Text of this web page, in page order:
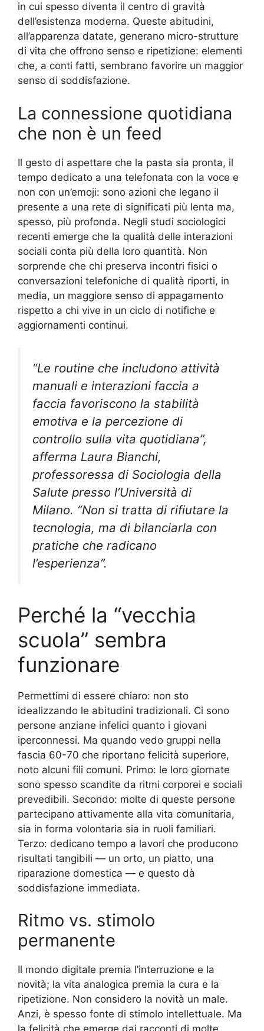
in cui spesso diventa il centro di gravità
dell’esistenza moderna. Queste abitudini,
all’apparenza datate, generano micro-strutture
di vita che offrono senso e ripetizione: elementi
che, a conti fatti, sembrano favorire un maggior
senso di soddisfazione.
La connessione quotidiana
che non è un feed
Il gesto di aspettare che la pasta sia pronta, il
tempo dedicato a una telefonata con la voce e
non con un’emoji: sono azioni che legano il
presente a una rete di significati più lenta ma,
spesso, più profonda. Negli studi sociologici
recenti emerge che la qualità delle interazioni
sociali conta più della loro quantità. Non
sorprende che chi preserva incontri fisici o
conversazioni telefoniche di qualità riporti, in
media, un maggiore senso di appagamento
rispetto a chi vive in un ciclo di notifiche e
aggiornamenti continui.
“Le routine che includono attività
manuali e interazioni faccia a
faccia favoriscono la stabilità
emotiva e la percezione di
controllo sulla vita quotidiana”,
afferma Laura Bianchi,
professoressa di Sociologia della
Salute presso l’Università di
Milano. “Non si tratta di rifiutare la
tecnologia, ma di bilanciarla con
pratiche che radicano
l’esperienza”.
Perché la “vecchia
scuola” sembra
funzionare
Permettimi di essere chiaro: non sto
idealizzando le abitudini tradizionali. Ci sono
persone anziane infelici quanto i giovani
iperconnessi. Ma quando vedo gruppi nella
fascia 60-70 che riportano felicità superiore,
noto alcuni fili comuni. Primo: le loro giornate
sono spesso scandite da ritmi corporei e sociali
prevedibili. Secondo: molte di queste persone
partecipano attivamente alla vita comunitaria,
sia in forma volontaria sia in ruoli familiari.
Terzo: dedicano tempo a lavori che producono
risultati tangibili — un orto, un piatto, una
riparazione domestica — e questo dà
soddisfazione immediata.
Ritmo vs. stimolo
permanente
Il mondo digitale premia l’interruzione e la
novità; la vita analogica premia la cura e la
ripetizione. Non considero la novità un male.
Anzi, è spesso fonte di stimolo intellettuale. Ma